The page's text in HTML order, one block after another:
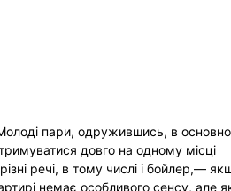
пари, одружившись, в
довго на одному місці
речі, в тому числі і бойлер,—
немає особливого сенсу, але